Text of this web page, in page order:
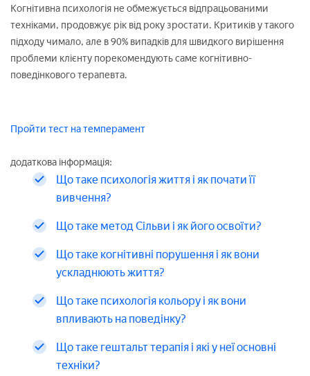
Когнітивна психологія не обмежується відпрацьованими
техніками, продовжує рік від року зростати. Критиків у такого
підходу чимало, але в 90% випадків для швидкого вирішення
проблеми клієнту порекомендують саме когнітивно-
поведінкового терапевта.
Пройти тест на темперамент
додаткова інформація:
Що таке психологія життя і як почати її
вивчення?
Що таке метод Сільви і як його освоїти?
Що таке когнітивні порушення і як вони
ускладнюють життя?
Що таке психологія кольору і як вони
впливають на поведінку?
Що таке гештальт терапія і які у неї основні
техніки?